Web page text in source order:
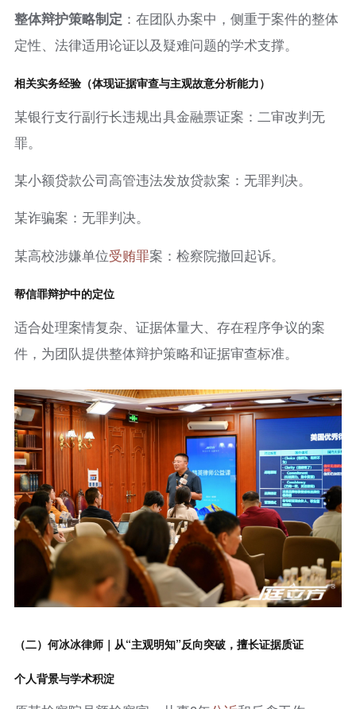
整体辩护策略制定 ：在团队办案中，侧重于案件的整体
定性、法律适用论证以及疑难问题的学术支撑。
相关实务经验（体现证据审查与主观故意分析能力）
某银行支行副行长违规出具金融票证案：二审改判无
罪。
某小额贷款公司高管违法发放贷款案：无罪判决。
某诈骗案：无罪判决。
某高校涉嫌单位受贿罪案：检察院撤回起诉。
帮信罪辩护中的定位
适合处理案情复杂、证据体量大、存在程序争议的案
件，为团队提供整体辩护策略和证据审查标准。
（二）何冰冰律师｜从“主观明知”反向突破，擅长证据质证
个人背景与学术积淀